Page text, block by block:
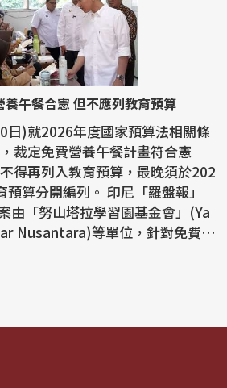
午餐合憲 但不應列教育預算
日)就2026年度國家預算法相關條
裁定免費營養午餐計畫符合憲
得再列入教育預算，最晚須於202
編列。 印尼「羅盤報」
由「努山塔拉學習園基金會」(Ya
Nusantara)等單位，針對免費營